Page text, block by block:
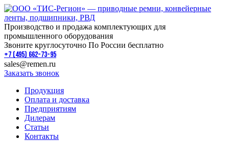
Производство и продажа комплектующих для
промышленного оборудования
Звоните круглосуточно По России бесплатно
+7 (495) 662-73-95
sales@remen.ru
Заказать звонок
Продукция
Оплата и доставка
Предприятиям
Дилерам
Статьи
Контакты